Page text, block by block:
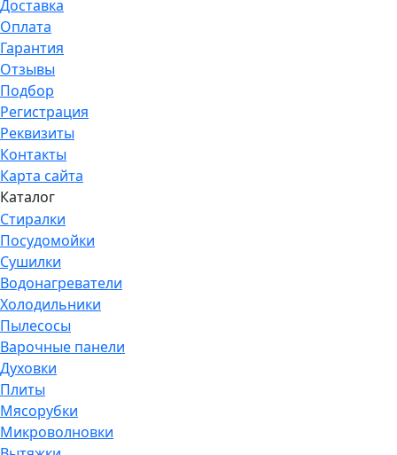
Доставка
Оплата
Гарантия
Отзывы
Подбор
Регистрация
Реквизиты
Контакты
Карта сайта
Каталог
Стиралки
Посудомойки
Сушилки
Водонагреватели
Холодильники
Пылесосы
Варочные панели
Духовки
Плиты
Мясорубки
Микроволновки